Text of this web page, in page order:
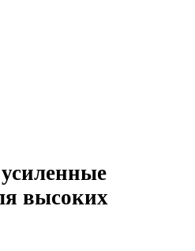
высоких